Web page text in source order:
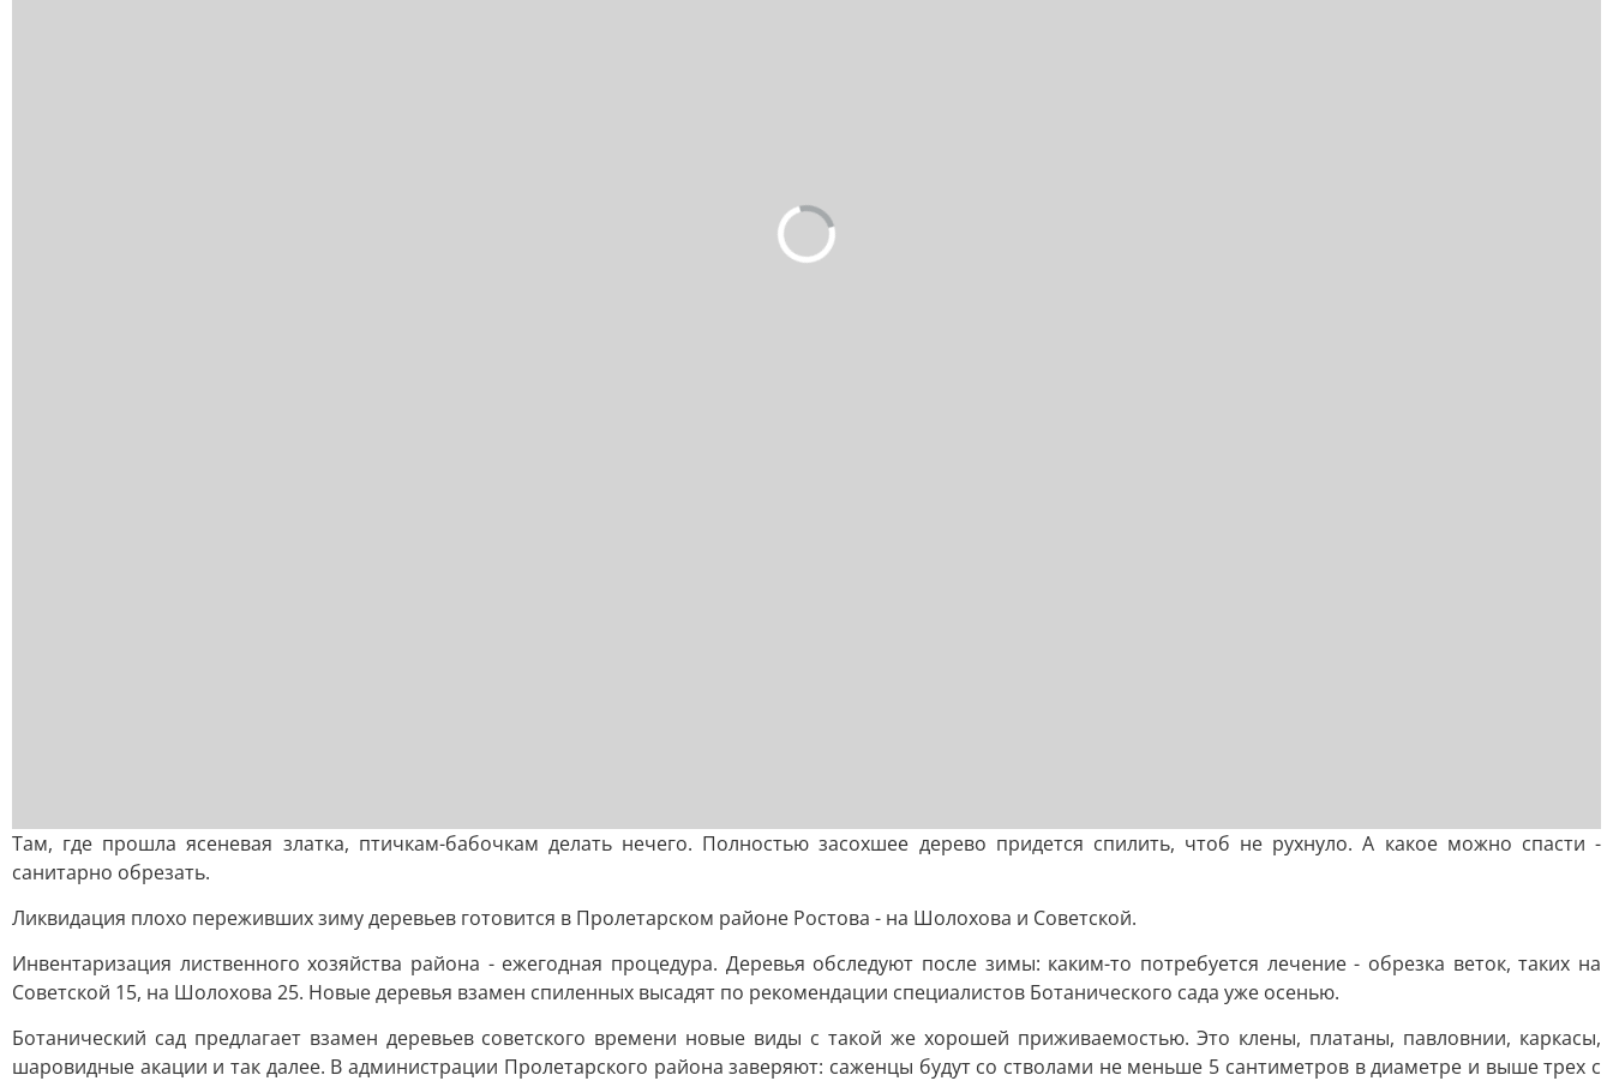
Там, где прошла ясеневая златка, птичкам-бабочкам делать нечего. Полностью засохшее дерево придется спилить, чтоб не рухнуло. А какое можно спасти -
санитарно обрезать.
Ликвидация плохо переживших зиму деревьев готовится в Пролетарском районе Ростова - на Шолохова и Советской.
Инвентаризация лиственного хозяйства района - ежегодная процедура. Деревья обследуют после зимы: каким-то потребуется лечение - обрезка веток, таких на
Советской 15, на Шолохова 25. Новые деревья взамен спиленных высадят по рекомендации специалистов Ботанического сада уже осенью.
Ботанический сад предлагает взамен деревьев советского времени новые виды с такой же хорошей приживаемостью. Это клены, платаны, павловнии, каркасы,
шаровидные акации и так далее. В администрации Пролетарского района заверяют: саженцы будут со стволами не меньше 5 сантиметров в диаметре и выше трех с